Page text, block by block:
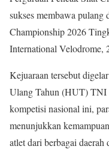
sukses membawa
Championship 2026
International Velodrome,
Kejuaraan tersebut
Ulang Tahun (HUT) TNI
kompetisi nasional ini,
menunjukkan
atlet dari berbagai daerah